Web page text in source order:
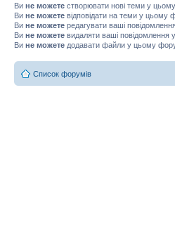
Ви не можете створювати нові теми у
Ви не можете відповідати на теми у цьому
Ви не можете редагувати ваші
Ви не можете видаляти ваші повідомлення
Ви не можете додавати файли у цьому
Список форумів